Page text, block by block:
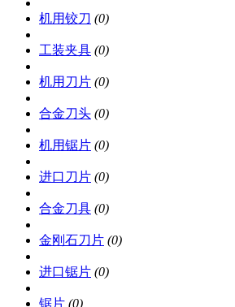
机用铰刀 (0)
工装夹具 (0)
机用刀片 (0)
合金刀头 (0)
机用锯片 (0)
进口刀片 (0)
合金刀具 (0)
金刚石刀片 (0)
进口锯片 (0)
锯片 (0)